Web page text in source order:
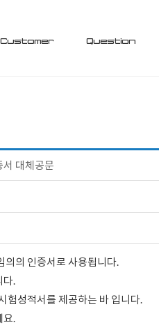
Customer Question
대체공문
의의 인증서로 사용됩니다.
다.
험성적서를 제공하는 바 입니다.
요.